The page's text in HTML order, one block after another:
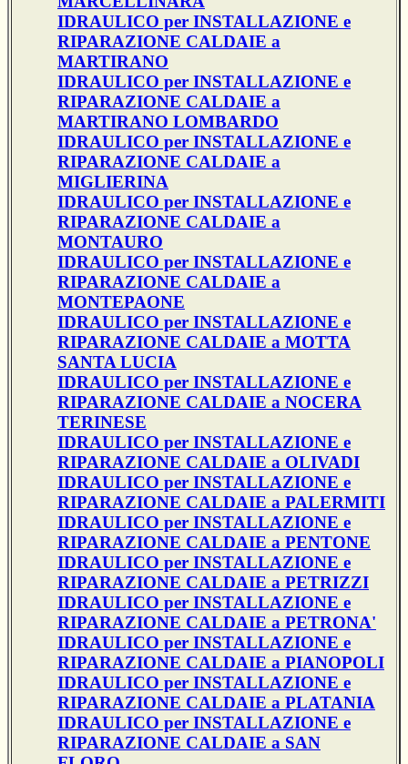
IDRAULICO per INSTALLAZIONE e
RIPARAZIONE CALDAIE a
MARTIRANO
IDRAULICO per INSTALLAZIONE e
RIPARAZIONE CALDAIE a
MARTIRANO LOMBARDO
IDRAULICO per INSTALLAZIONE e
RIPARAZIONE CALDAIE a
MIGLIERINA
IDRAULICO per INSTALLAZIONE e
RIPARAZIONE CALDAIE a
MONTAURO
IDRAULICO per INSTALLAZIONE e
RIPARAZIONE CALDAIE a
MONTEPAONE
IDRAULICO per INSTALLAZIONE e
RIPARAZIONE CALDAIE a MOTTA
SANTA LUCIA
IDRAULICO per INSTALLAZIONE e
RIPARAZIONE CALDAIE a NOCERA
TERINESE
IDRAULICO per INSTALLAZIONE e
RIPARAZIONE CALDAIE a OLIVADI
IDRAULICO per INSTALLAZIONE e
RIPARAZIONE CALDAIE a PALERMITI
IDRAULICO per INSTALLAZIONE e
RIPARAZIONE CALDAIE a PENTONE
IDRAULICO per INSTALLAZIONE e
RIPARAZIONE CALDAIE a PETRIZZI
IDRAULICO per INSTALLAZIONE e
RIPARAZIONE CALDAIE a PETRONA'
IDRAULICO per INSTALLAZIONE e
RIPARAZIONE CALDAIE a PIANOPOLI
IDRAULICO per INSTALLAZIONE e
RIPARAZIONE CALDAIE a PLATANIA
IDRAULICO per INSTALLAZIONE e
RIPARAZIONE CALDAIE a SAN